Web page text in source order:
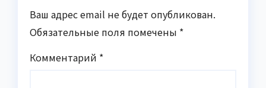
Ваш адрес email не будет опубликован.
Обязательные поля помечены *
Комментарий *